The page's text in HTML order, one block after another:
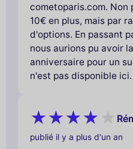
cometoparis.com. Non
10€ en plus, mais par
d'options. En passant
nous aurions pu avoir
anniversaire pour un
n'est pas disponible ici.
publié il y a plus d'un an